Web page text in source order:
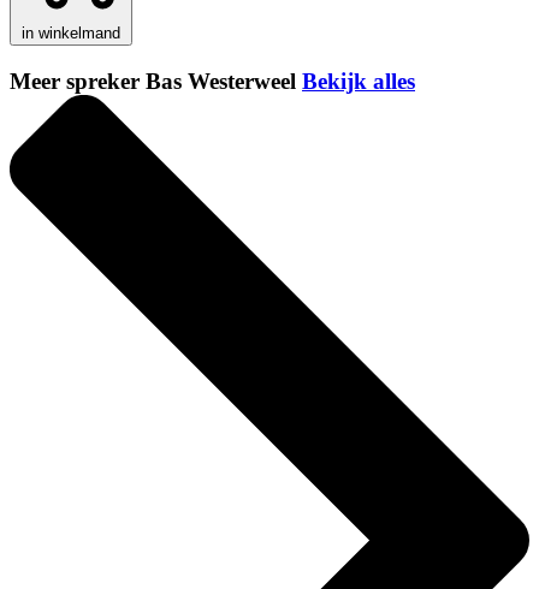
in winkelmand
Meer spreker Bas Westerweel Bekijk alles